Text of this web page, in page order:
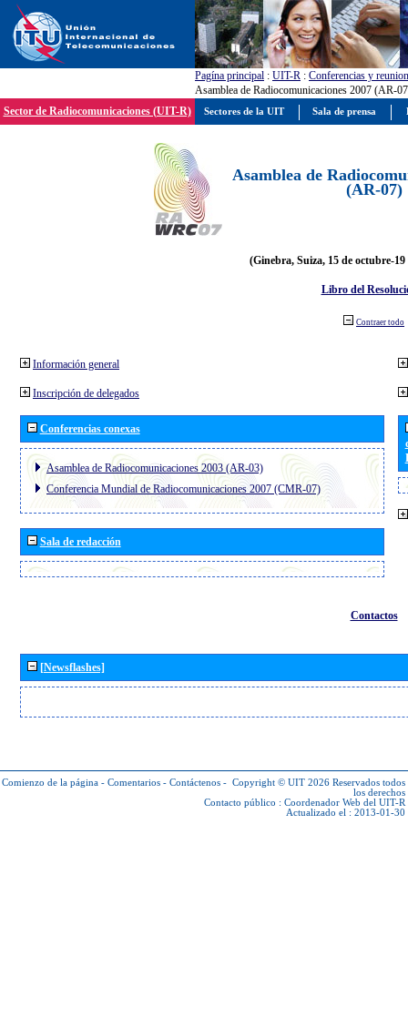
Pagína principal : UIT-R : Conferencias y
Asamblea de Radiocomunicaciones 2007 (AR-
Sector de Radiocomunicaciones (UIT-R)
Asamblea de
(AR-07)
(Ginebra, Suiza, 15 de octubre-19
Libro del
Contraer todo
Información general
Inscripción de delegados
Conferencias conexas
Asamblea de Radiocomunicaciones 2003 (AR-03)
Conferencia Mundial de Radiocomunicaciones 2007 (CMR-07)
Sala de redacción
Contactos
[Newsflashes]
Comienzo de la página - Comentarios - Contáctenos - Copyright © UIT 2026 Reservados todos
los derechos
Contacto público : Coordenador Web del UIT-R
Actualizado el : 2013-01-30
Sectores de la UIT Sala de prensa